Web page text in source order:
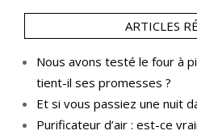
ARTICLES
Nous avons testé le four à
tient-il ses promesses ?
Et si vous passiez une nuit
Purificateur d’air : est-ce